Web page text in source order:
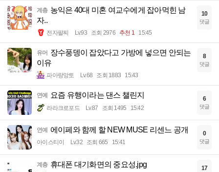
계층 농익은 40대 미혼 여교수에게 잡아먹힌 남
자..
전자팔찌 Lv.93 조회 2976 추천 1 15:45
10
댓글
유머 장수풍뎅이 잡았다고 가방에 넣으면 안되는
이유
파아랑망토 Lv.68 조회 1883 15:43
8
댓글
연예 요즘 유행이라는 댄스 챌린지
라라크로포드 Lv.87 조회 1495 15:42
6
댓글
연예 에이페와 함께 할 NEW MUSE 리센느 공개
아이스티이 Lv.32 조회 665 15:41
0
댓글
계층 휴대폰 대기화면의 중요성.jpg 17